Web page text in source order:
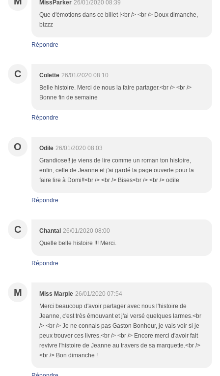
MissParker 26/01/2020 08:39
Que d'émotions dans ce billet !<br /> <br /> Doux dimanche,
bizzz
Répondre
C Colette 26/01/2020 08:10
Belle histoire. Merci de nous la faire partager.<br /> <br />
Bonne fin de semaine
Répondre
O Odile 26/01/2020 08:03
Grandiose!! je viens de lire comme un roman ton histoire,
enfin, celle de Jeanne et j'ai gardé la page ouverte pour la
faire lire à Domi!!<br /> <br /> Bises<br /> <br /> odile
Répondre
C Chantal 26/01/2020 08:00
Quelle belle histoire !!! Merci.
Répondre
M Miss Marple 26/01/2020 07:54
Merci beaucoup d'avoir partager avec nous l'histoire de
Jeanne, c'est très émouvant et j'ai versé quelques larmes.<br
/> <br /> Je ne connais pas Gaston Bonheur, je vais voir si je
peux trouver ces livres.<br /> <br /> Encore merci d'avoir fait
revivre l'histoire de Jeanne au travers de sa marquette.<br />
<br /> Bon dimanche !